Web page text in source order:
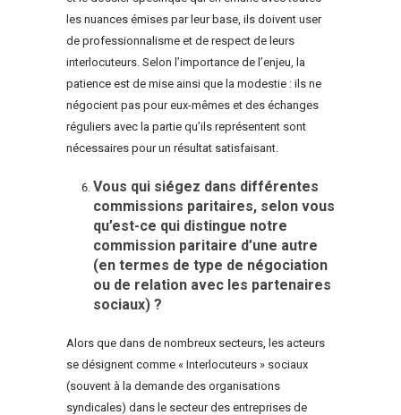
les nuances émises par leur base, ils doivent user
de professionnalisme et de respect de leurs
interlocuteurs. Selon l’importance de l’enjeu, la
patience est de mise ainsi que la modestie : ils ne
négocient pas pour eux-mêmes et des échanges
réguliers avec la partie qu’ils représentent sont
nécessaires pour un résultat satisfaisant.
Vous qui siégez dans différentes
commissions paritaires, selon vous
qu’est-ce qui distingue notre
commission paritaire d’une autre
(en termes de type de négociation
ou de relation avec les partenaires
sociaux) ?
Alors que dans de nombreux secteurs, les acteurs
se désignent comme « Interlocuteurs » sociaux
(souvent à la demande des organisations
syndicales) dans le secteur des entreprises de